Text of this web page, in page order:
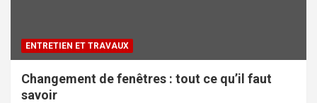
ENTRETIEN ET TRAVAUX
Changement de fenêtres : tout ce qu’il faut
savoir